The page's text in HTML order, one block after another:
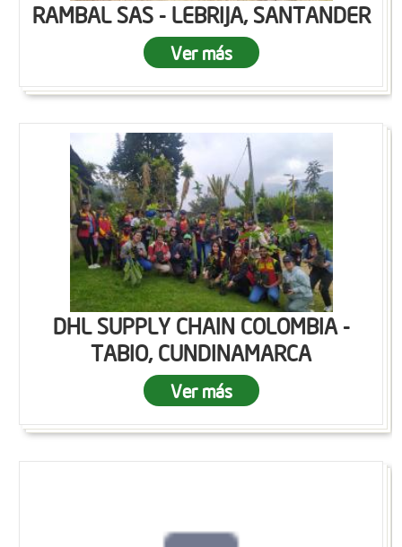
RAMBAL SAS - LEBRIJA, SANTANDER
Ver más
DHL SUPPLY CHAIN COLOMBIA -
TABIO, CUNDINAMARCA
Ver más